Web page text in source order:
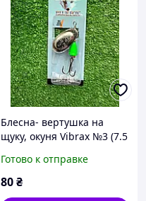
Блесна- вертушка на
щуку, окуня Vibrax №3 (7.5
Готово к отправке
80₴